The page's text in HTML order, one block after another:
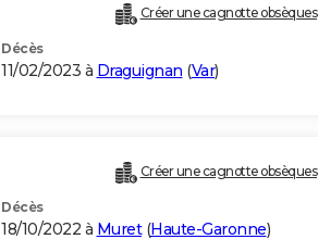
Créer une cagnotte obsèques
Décès
11/02/2023 à Draguignan (Var)
Créer une cagnotte obsèques
Décès
18/10/2022 à Muret(Haute-Garonne)